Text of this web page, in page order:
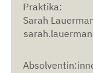
Praktika:
Sarah